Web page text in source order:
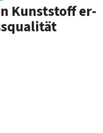
Kunst­stoff er­